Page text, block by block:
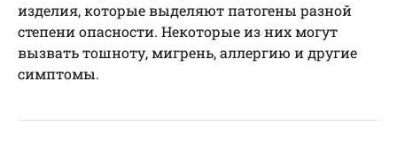
изделия, которые выделяют патогены разной
степени опасности. Некоторые из них могут
вызвать тошноту, мигрень, аллергию и другие
симптомы.